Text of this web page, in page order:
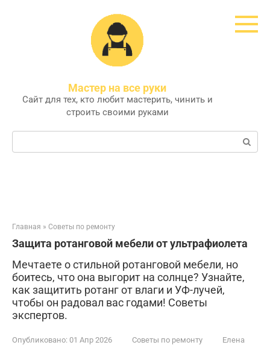
Мастер на все руки
Сайт для тех, кто любит мастерить, чинить и
строить своими руками
Поиск:
Главная » Советы по ремонту
Защита ротанговой мебели от ультрафиолета
Мечтаете о стильной ротанговой мебели, но
боитесь, что она выгорит на солнце? Узнайте,
как защитить ротанг от влаги и УФ-лучей,
чтобы он радовал вас годами! Советы
экспертов.
Опубликовано: 01 Апр 2026 Советы по ремонту
Елена